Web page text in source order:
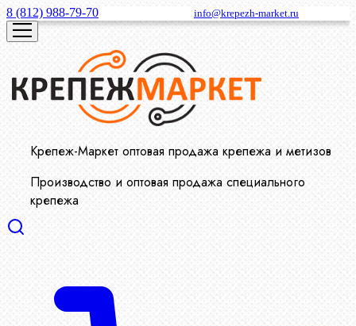
8 (812) 988-79-70 info@krepezh-market.ru
Крепеж-Маркет оптовая продажа крепежа и метизов
Производство и оптовая продажа специального
крепежа